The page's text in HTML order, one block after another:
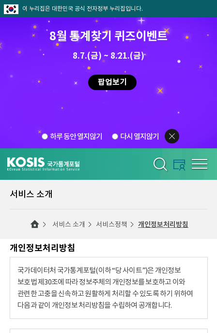
이 누리집은 대한민국 공식 전자정부 누리집입니다.
8월 통계찾기 퀴즈이벤트
8.7.(금) ~ 8.21.(금)
팝업보기
하루 동안 열지않기 다시 열지않기
서비스 소개
서비스 소개 서비스정책 개인정보처리방침
개인정보처리방침
국가데이터처 국가통계포털(이하 “당 사이트”)은 개인정보
보호법 제30조에 따라 정보주체의 개인정보를 보호하고 이와
관련한 고충을 신속하고 원활하게 처리할 수 있도록 하기 위하여
다음과 같이 개인정보 처리방침을 수립하여 공개합니다.